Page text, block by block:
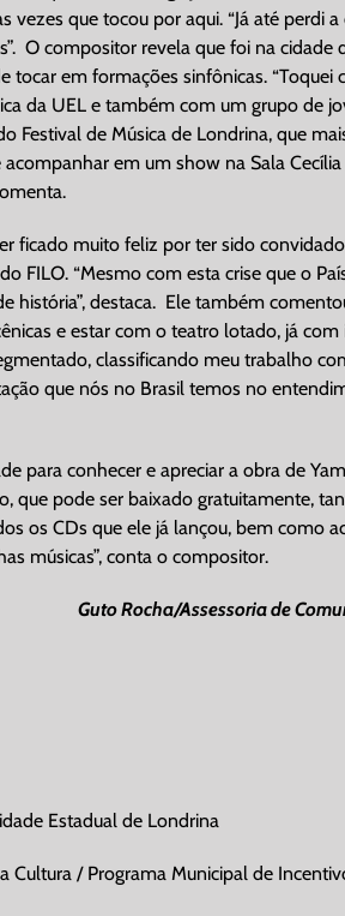
vezes que tocou por aqui. “Já até perdi
O compositor revela que foi na cidade
tocar em formações sinfônicas. “Toquei
da UEL e também com um grupo de
Festival de Música de Londrina, que
em um show na Sala
ficado muito feliz por ter sido
FILO. “Mesmo com esta crise que o
história”, destaca. Ele também
e estar com o teatro lotado, já com
classificando meu trabalho
que nós no Brasil temos no
para conhecer e apreciar a obra de
que pode ser baixado gratuitamente,
os CDs que ele já lançou, bem como
músicas”, conta o compositor.
Guto Rocha/Assessoria de
Estadual de Londrina
Cultura / Programa Municipal de